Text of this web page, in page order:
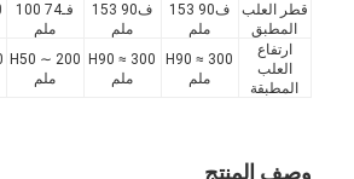
قطر العلب
المطبق
ف90 ‬153
ملم
ف90 ‬153
ملم
فـ74 ‬100
ملم
ارتفاع
العلب
المطبقة
H90 ≈ 300
ملم
H90 ≈ 300
ملم
H50 ∼ 200
ملم
وصف المنتج